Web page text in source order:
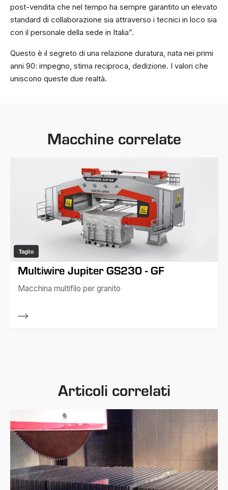
post-vendita che nel tempo ha sempre garantito un elevato
standard di collaborazione sia attraverso i tecnici in loco sia
con il personale della sede in Italia”.
Questo è il segreto di una relazione duratura, nata nei primi
anni 90: impegno, stima reciproca, dedizione. I valori che
uniscono queste due realtà.
Macchine correlate
Taglio
Multiwire Jupiter GS230 - GF
Macchina multifilo per granito
Articoli correlati